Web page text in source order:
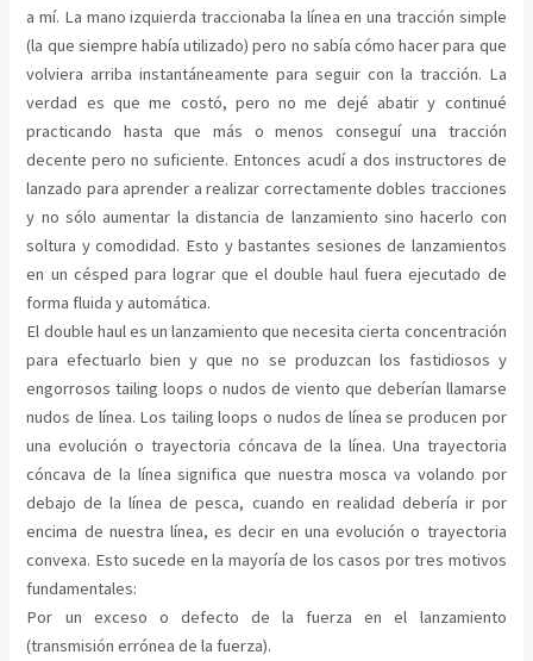
a mí. La mano izquierda traccionaba la línea en una tracción simple
(la que siempre había utilizado) pero no sabía cómo hacer para que
volviera arriba instantáneamente para seguir con la tracción. La
verdad es que me costó, pero no me dejé abatir y continué
practicando hasta que más o menos conseguí una tracción
decente pero no suficiente. Entonces acudí a dos instructores de
lanzado para aprender a realizar correctamente dobles tracciones
y no sólo aumentar la distancia de lanzamiento sino hacerlo con
soltura y comodidad. Esto y bastantes sesiones de lanzamientos
en un césped para lograr que el double haul fuera ejecutado de
forma fluida y automática.
El double haul es un lanzamiento que necesita cierta concentración
para efectuarlo bien y que no se produzcan los fastidiosos y
engorrosos tailing loops o nudos de viento que deberían llamarse
nudos de línea. Los tailing loops o nudos de línea se producen por
una evolución o trayectoria cóncava de la línea. Una trayectoria
cóncava de la línea significa que nuestra mosca va volando por
debajo de la línea de pesca, cuando en realidad debería ir por
encima de nuestra línea, es decir en una evolución o trayectoria
convexa. Esto sucede en la mayoría de los casos por tres motivos
fundamentales:
Por un exceso o defecto de la fuerza en el lanzamiento
(transmisión errónea de la fuerza).